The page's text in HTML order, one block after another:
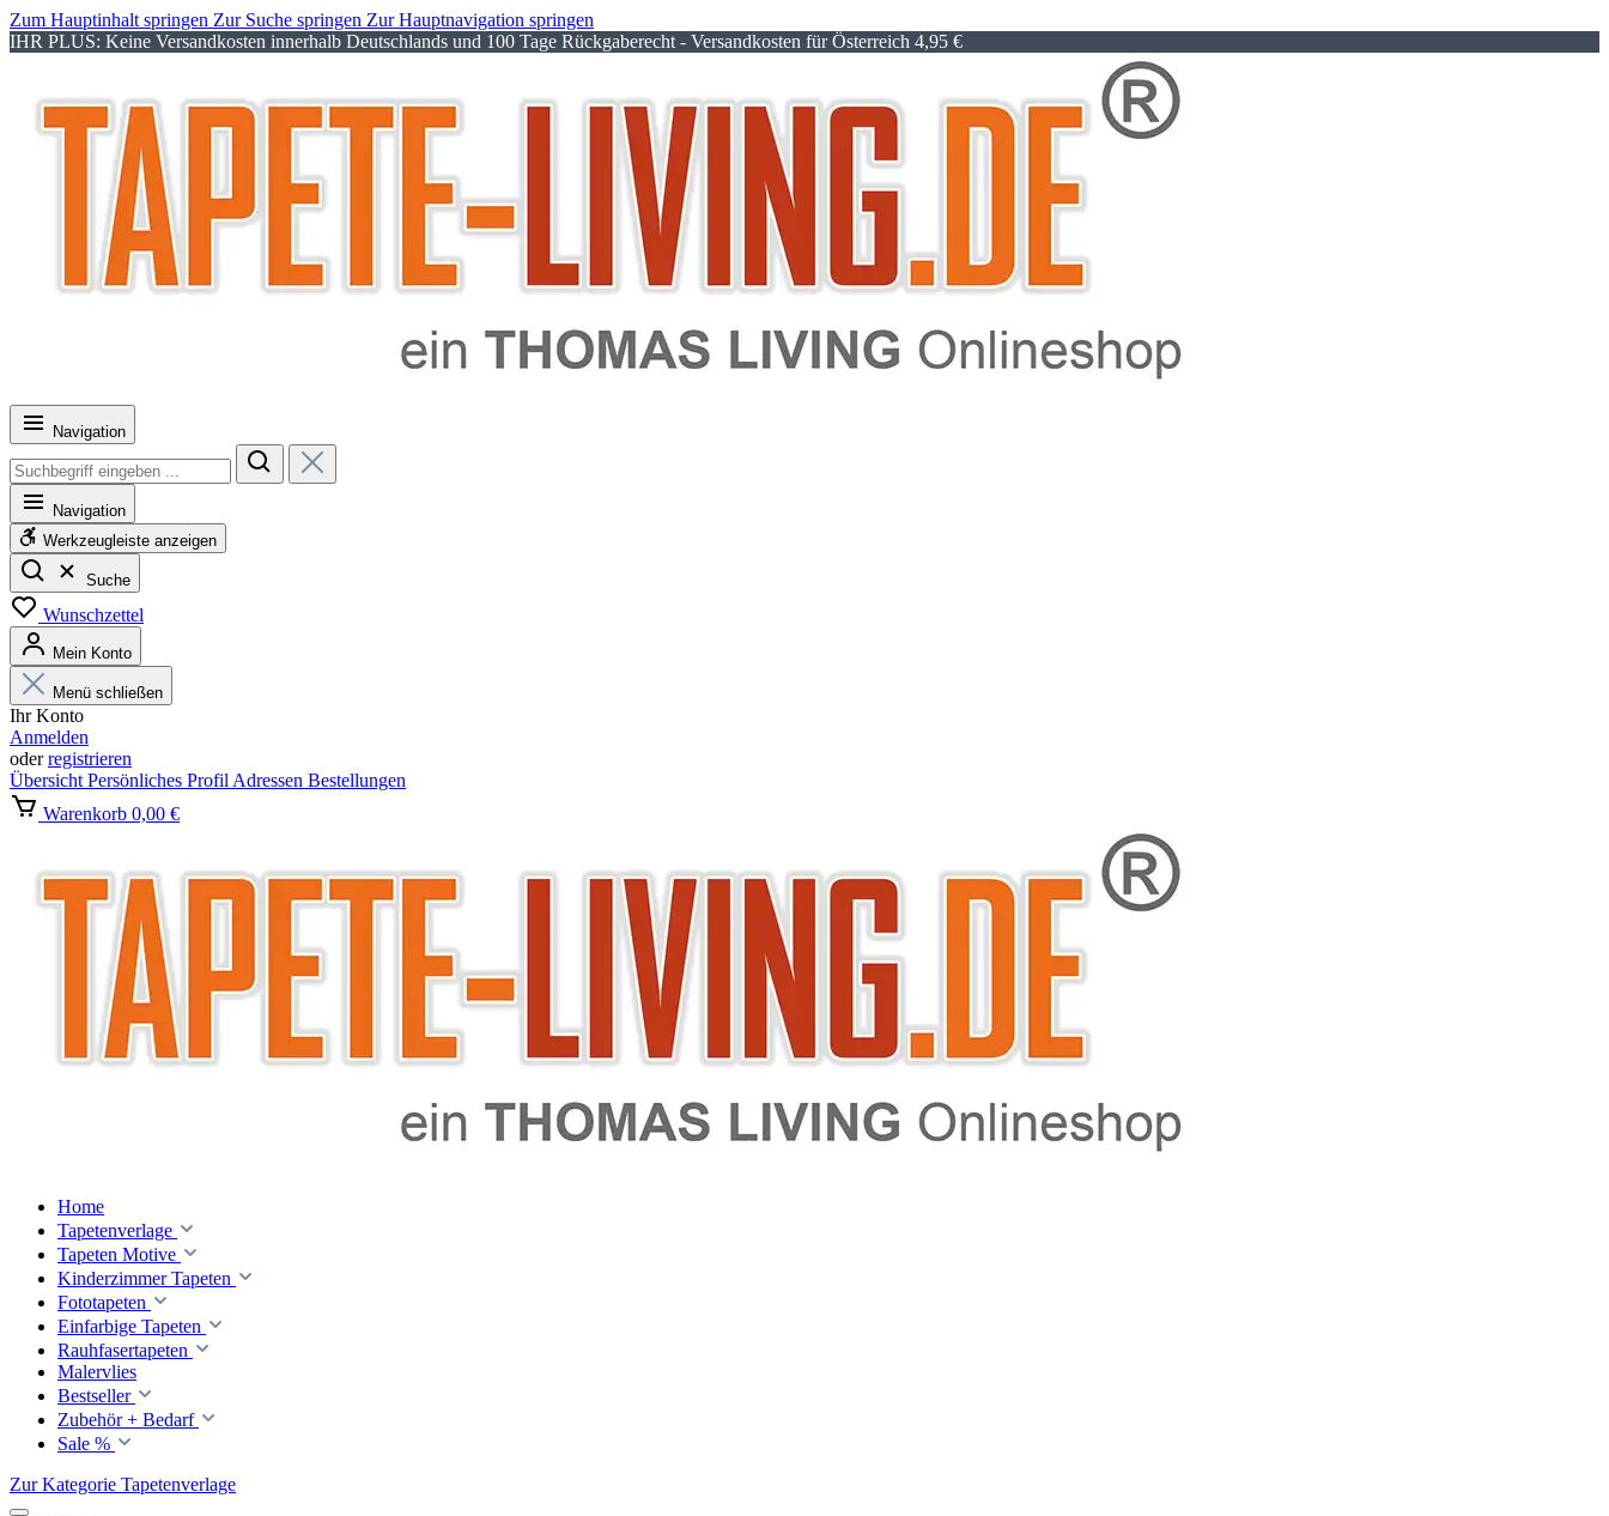
Zum Hauptinhalt springen Zur Suche springen Zur Hauptnavigation springen
IHR PLUS: Keine Versandkosten innerhalb Deutschlands und 100 Tage Rückgaberecht - Versandkosten für Österreich 4,95 €
Navigation
Navigation
Werkzeugleiste anzeigen
Suche
Wunschzettel
Mein Konto
Menü schließen
Ihr Konto
Anmelden
oderregistrieren
Übersicht Persönliches Profil Adressen Bestellungen
Warenkorb 0,00 €
Home
Tapetenverlage
Tapeten Motive
Kinderzimmer Tapeten
Fototapeten
Einfarbige Tapeten
Rauhfasertapeten
Malervlies
Bestseller
Zubehör + Bedarf
Sale %
Zur Kategorie Tapetenverlage